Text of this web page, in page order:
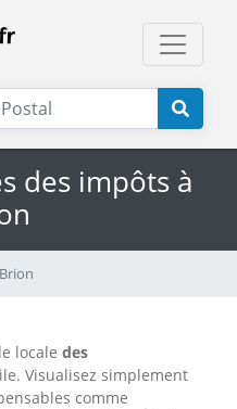
des impôts à
Brion
locale des
Visualisez simplement
comme